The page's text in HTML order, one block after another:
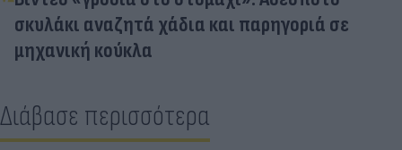
σκυλάκι αναζητά χάδια και παρηγοριά σε
μηχανική κούκλα
Διάβασε περισσότερα